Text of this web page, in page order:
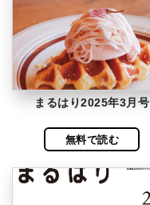
まるはり2025年3月号
無料で読む